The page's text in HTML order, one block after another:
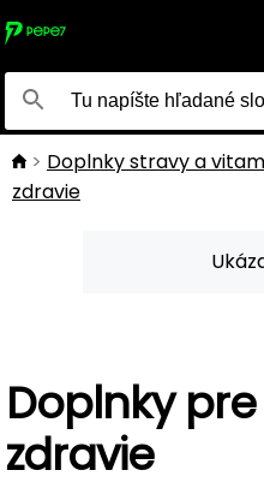
Doplnky stravy a
zdravie
Doplnky
zdravie